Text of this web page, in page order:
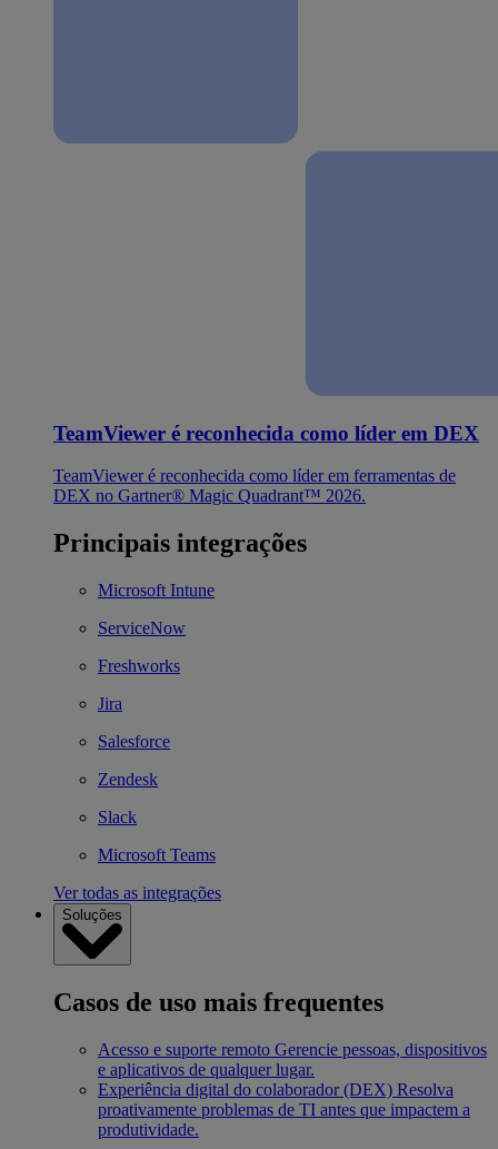
TeamViewer é reconhecida como líder em DEX
TeamViewer é reconhecida como líder em ferramentas de
DEX no Gartner® Magic Quadrant™ 2026.
Principais integrações
Microsoft Intune
ServiceNow
Freshworks
Jira
Salesforce
Zendesk
Slack
Microsoft Teams
Ver todas as integrações
Soluções
Casos de uso mais frequentes
Acesso e suporte remoto Gerencie pessoas, dispositivos
e aplicativos de qualquer lugar.
Experiência digital do colaborador (DEX) Resolva
proativamente problemas de TI antes que impactem a
produtividade.